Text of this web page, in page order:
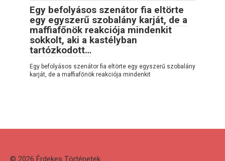
Egy befolyásos szenátor fia eltörte
egy egyszerű szobalány karját, de a
maffiafőnök reakciója mindenkit
sokkolt, aki a kastélyban
tartózkodott…
Egy befolyásos szenátor fia eltörte egy egyszerű szobalány
karját, de a maffiafőnök reakciója mindenkit
© 2026 Érdekes Тörténetek